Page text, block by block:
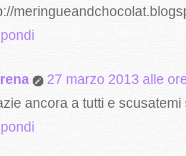
27 marzo 2013 alle
ancora a tutti e